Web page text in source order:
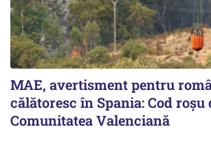
MAE, avertisment pentru
călătoresc în Spania: Cod
Comunitatea Valenciană